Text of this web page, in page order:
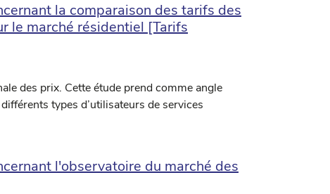
la comparaison des tarifs des
le marché résidentiel [Tarifs
des prix. Cette étude prend comme angle
types d’utilisateurs de services
l'observatoire du marché des